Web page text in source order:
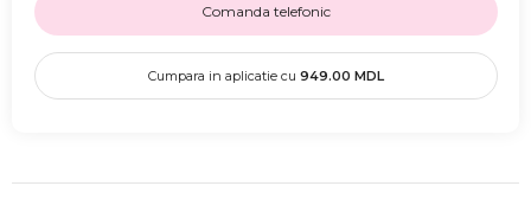
Comanda telefonic
Cumpara in aplicatie cu 949.00 MDL